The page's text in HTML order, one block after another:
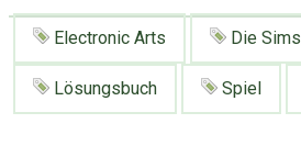
Electronic Arts Die Sims
Lösungsbuch Spiel